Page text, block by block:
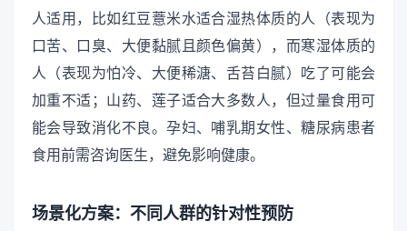
人适用，比如红豆薏米水适合湿热体质的人（表现为
口苦、口臭、大便黏腻且颜色偏黄），而寒湿体质的
人（表现为怕冷、大便稀溏、舌苔白腻）吃了可能会
加重不适；山药、莲子适合大多数人，但过量食用可
能会导致消化不良。孕妇、哺乳期女性、糖尿病患者
食用前需咨询医生，避免影响健康。
场景化方案：不同人群的针对性预防